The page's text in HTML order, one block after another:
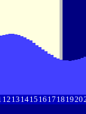
12 13 1415 16 17 18 1920